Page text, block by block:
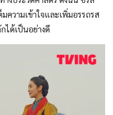
ความเข้าใจและเพิ่มอรรถรส
ได้เป็นอย่างดี